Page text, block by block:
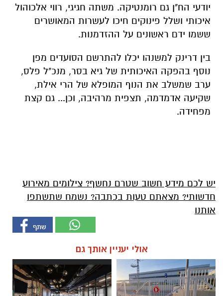
יודעי הח"ן גם רומנטיקה. משתה חגיגי, רווי אלכוהול
איכותי ושלל פינוקים חיכו לעשרות המאושרים
ששמו ידם ראשונים על ההזדמנות.
בין דרינק למשנהו יכלו להתרשם הסועדים מפן
נוסף בהפקה האיכותית של גיא בסר, מנכ"ל פלס,
ערב שמשלב את הנוף המופלא של הרי אילת,
שקיעה אדמדמה, תצפית מרהיבה, וכן... גם קצת
מפחידה.
יש לכם מידע חשוב שטרם נחשף? צילומים מאירוע
חדשותי? מצאתם טעות בכתבה? נשמח שתשתפו
אותנו
אולי יעניין אותך גם